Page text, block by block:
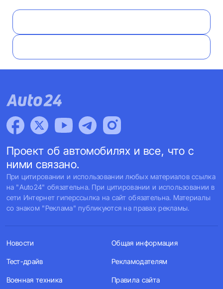
Проект об автомобилях и все, что с
ними связано.
При цитировании и использовании любых материалов ссылка
на "Auto24" обязательна. При цитировании и использовании в
сети Интернет гиперссылка на сайт обязательна. Материалы
со знаком "Реклама" публикуются на правах рекламы.
Новости
Тест-драйв
Военная техника
Общая информация
Рекламодателям
Правила сайта